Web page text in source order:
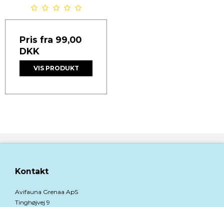
Pris fra 99,00
DKK
VIS PRODUKT
Kontakt
Avifauna Grenaa ApS
Tinghøjvej 9